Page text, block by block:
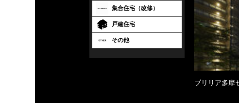
集合住宅（改修）
戸建住宅
その他
ブリリア多摩